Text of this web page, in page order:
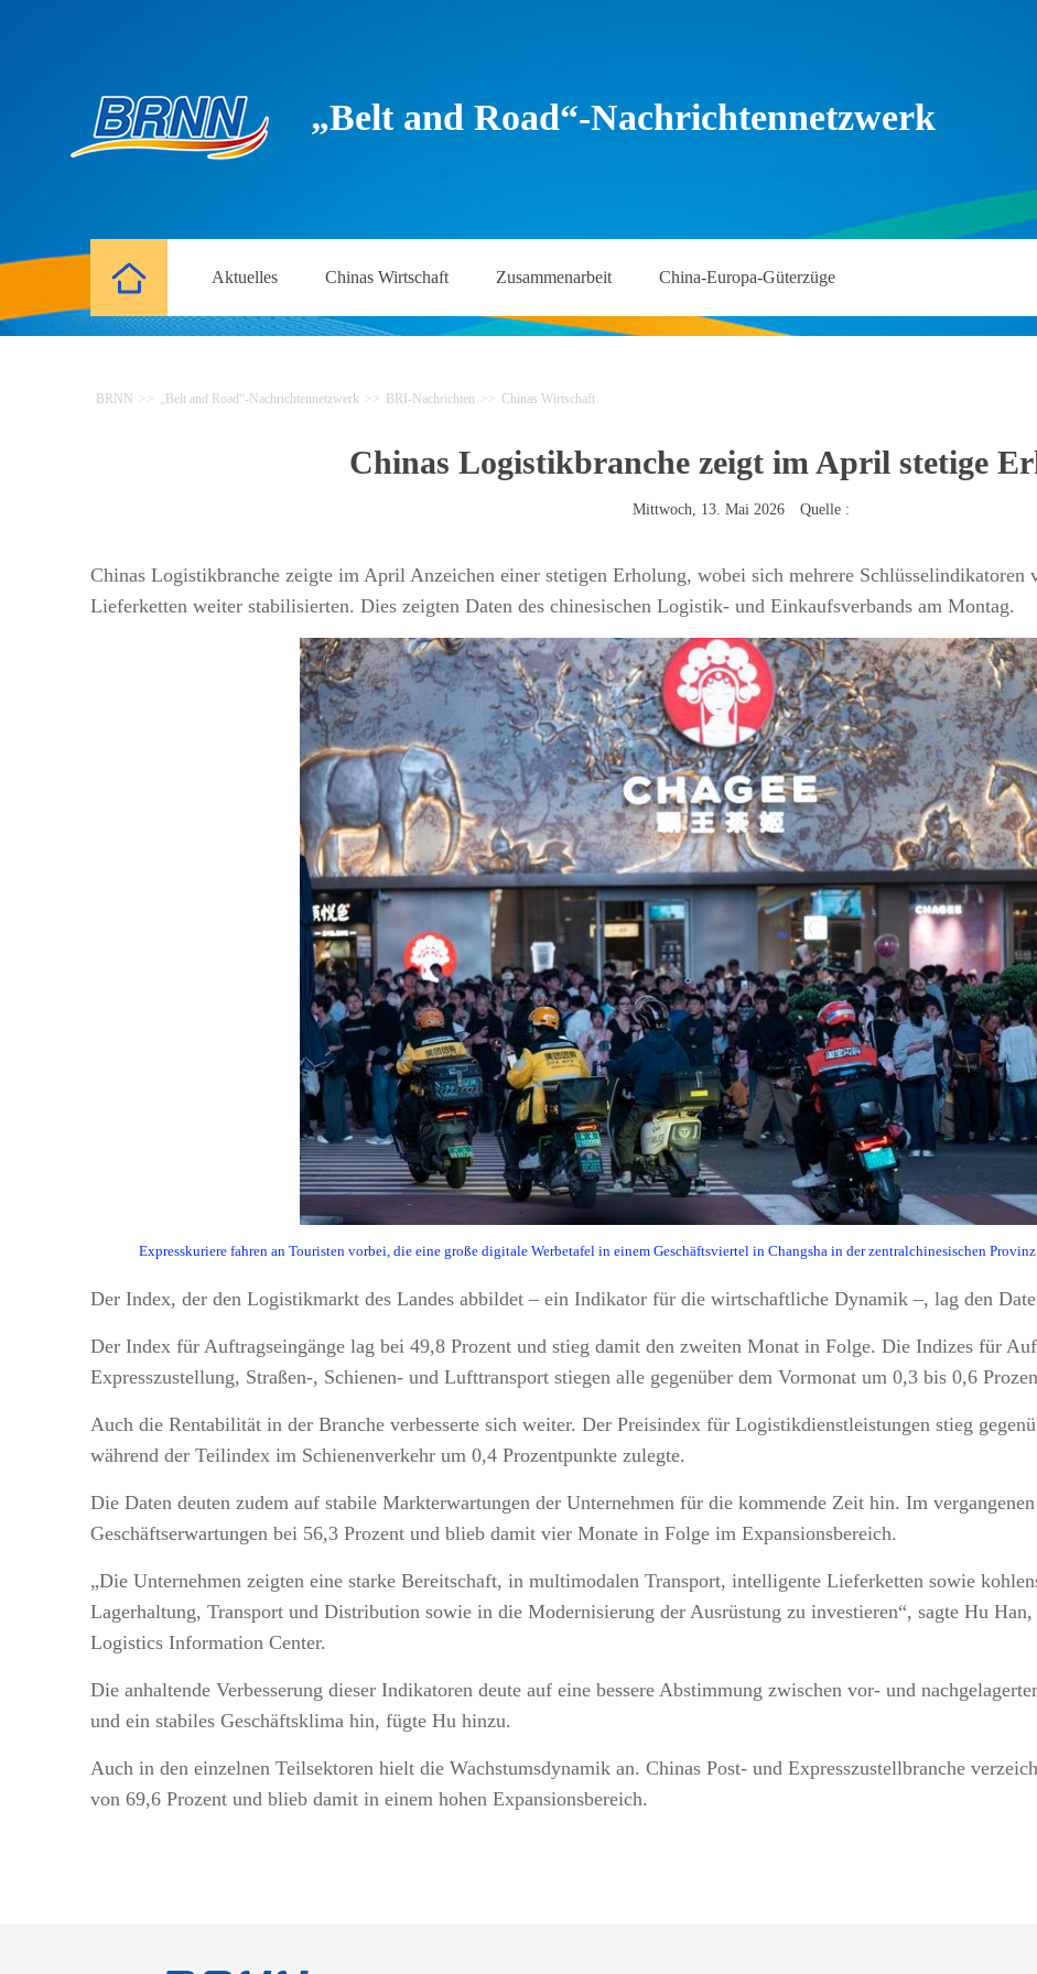
„Belt and Road“-Nachrichtennetzwerk
Aktuelles Chinas Wirtschaft Zusammenarbeit China-Europa-Güterzüge
BRNN >> „Belt and Road“-Nachrichtennetzwerk >> BRI-Nachrichten >> Chinas Wirtschaft
Chinas Logistikbranche zeigt im April stetige
Mittwoch, 13. Mai 2026 Quelle :
Chinas Logistikbranche zeigte im April Anzeichen einer stetigen Erholung, wobei sich mehrere Schlüsselindikatoren
Lieferketten weiter stabilisierten. Dies zeigten Daten des chinesischen Logistik- und Einkaufsverbands am Montag.
Expresskuriere fahren an Touristen vorbei, die eine große digitale Werbetafel in einem Geschäftsviertel in Changsha in der zentralchinesischen
Der Index, der den Logistikmarkt des Landes abbildet – ein Indikator für die wirtschaftliche Dynamik –, lag den
Der Index für Auftragseingänge lag bei 49,8 Prozent und stieg damit den zweiten Monat in Folge. Die Indizes für
Expresszustellung, Straßen-, Schienen- und Lufttransport stiegen alle gegenüber dem Vormonat um 0,3 bis 0,6
Auch die Rentabilität in der Branche verbesserte sich weiter. Der Preisindex für Logistikdienstleistungen stieg
während der Teilindex im Schienenverkehr um 0,4 Prozentpunkte zulegte.
Die Daten deuten zudem auf stabile Markterwartungen der Unternehmen für die kommende Zeit hin. Im
Geschäftserwartungen bei 56,3 Prozent und blieb damit vier Monate in Folge im Expansionsbereich.
„Die Unternehmen zeigten eine starke Bereitschaft, in multimodalen Transport, intelligente Lieferketten sowie
Lagerhaltung, Transport und Distribution sowie in die Modernisierung der Ausrüstung zu investieren“, sagte Hu
Logistics Information Center.
Die anhaltende Verbesserung dieser Indikatoren deute auf eine bessere Abstimmung zwischen vor- und
und ein stabiles Geschäftsklima hin, fügte Hu hinzu.
Auch in den einzelnen Teilsektoren hielt die Wachstumsdynamik an. Chinas Post- und Expresszustellbranche
von 69,6 Prozent und blieb damit in einem hohen Expansionsbereich.